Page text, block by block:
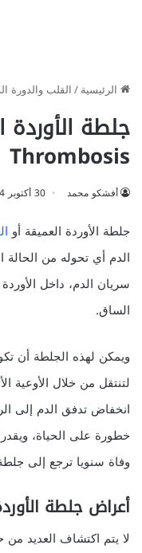
الرئيسية/القلب والدورة
Thrombosis
أفشكو محمد 30 أكتوبر 2014
جلطة الأوردة العميقة أو
الدم أي تحوله من الحالة
سريان الدم، داخل
الساق.
ويمكن لهذه الجلطة أن
لتنتقل من خلال الأوعية
انخفاض تدفق الدم إلى
وفاة سنويا ترجع إلى
أعراض جلطة
لا يتم اكتشاف العديد